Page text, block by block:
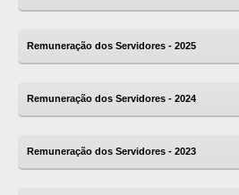
Remuneração dos Servidores - 2025
Remuneração dos Servidores - 2024
Remuneração dos Servidores - 2023